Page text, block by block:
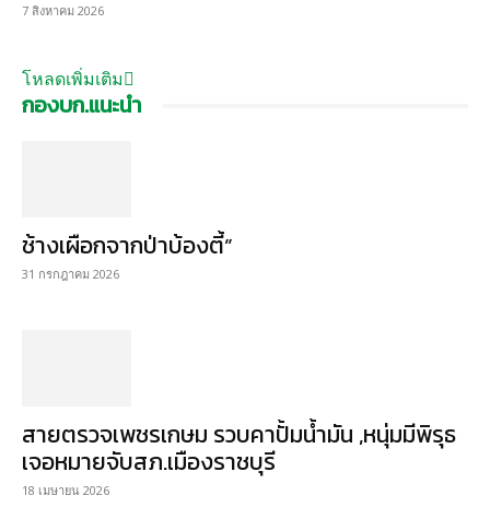
7 สิงหาคม 2026
โหลดเพิ่มเติม
กองบก.แนะนำ
ช้างเผือกจากป่าบ้องตี้”
31 กรกฎาคม 2026
สายตรวจเพชรเกษม รวบคาปั้มน้ำมัน ,หนุ่มมีพิรุธ
เจอหมายจับสภ.เมืองราชบุรี
18 เมษายน 2026